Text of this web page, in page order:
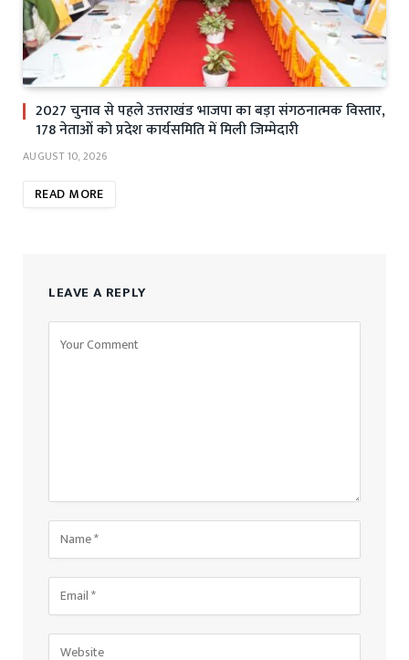
2027 चुनाव से पहले उत्तराखंड भाजपा का बड़ा संगठनात्मक विस्तार,
178 नेताओं को प्रदेश कार्यसमिति में मिली जिम्मेदारी
AUGUST 10, 2026
READ MORE
LEAVE A REPLY